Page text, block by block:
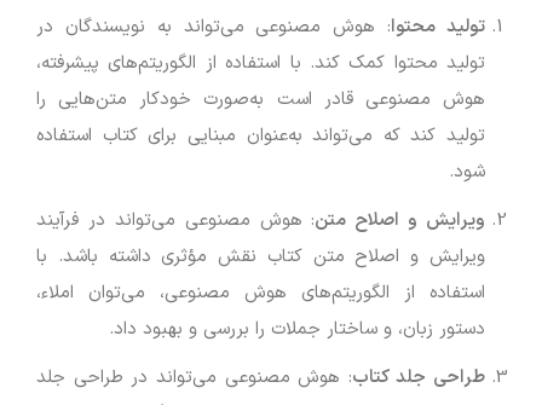
تولید محتوا: هوش مصنوعی می‌تواند به نویسندگان در
تولید محتوا کمک کند. با استفاده از الگوریتم‌های پیشرفته،
هوش مصنوعی قادر است به‌صورت خودکار متن‌هایی را
تولید کند که می‌تواند به‌عنوان مبنایی برای کتاب استفاده
شود.
ویرایش و اصلاح متن: هوش مصنوعی می‌تواند در فرآیند
ویرایش و اصلاح متن کتاب نقش مؤثری داشته باشد. با
استفاده از الگوریتم‌های هوش مصنوعی، می‌توان املاء،
دستور زبان، و ساختار جملات را بررسی و بهبود داد.
طراحی جلد کتاب: هوش مصنوعی می‌تواند در طراحی جلد